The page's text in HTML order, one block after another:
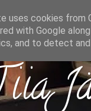
uses cookies from
with Google
and to detect and